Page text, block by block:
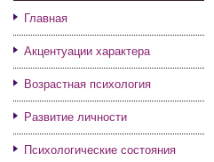
Главная
Акцентуации характера
Возрастная психология
Развитие личности
Психологические состояния